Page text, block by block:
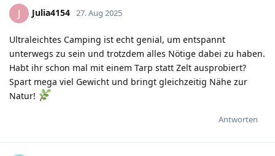
J Julia4154 27. Aug 2025
Ultraleichtes Camping ist echt genial, um entspannt
unterwegs zu sein und trotzdem alles Nötige dabei zu haben.
Habt ihr schon mal mit einem Tarp statt Zelt ausprobiert?
Spart mega viel Gewicht und bringt gleichzeitig Nähe zur
Natur!
Antworten